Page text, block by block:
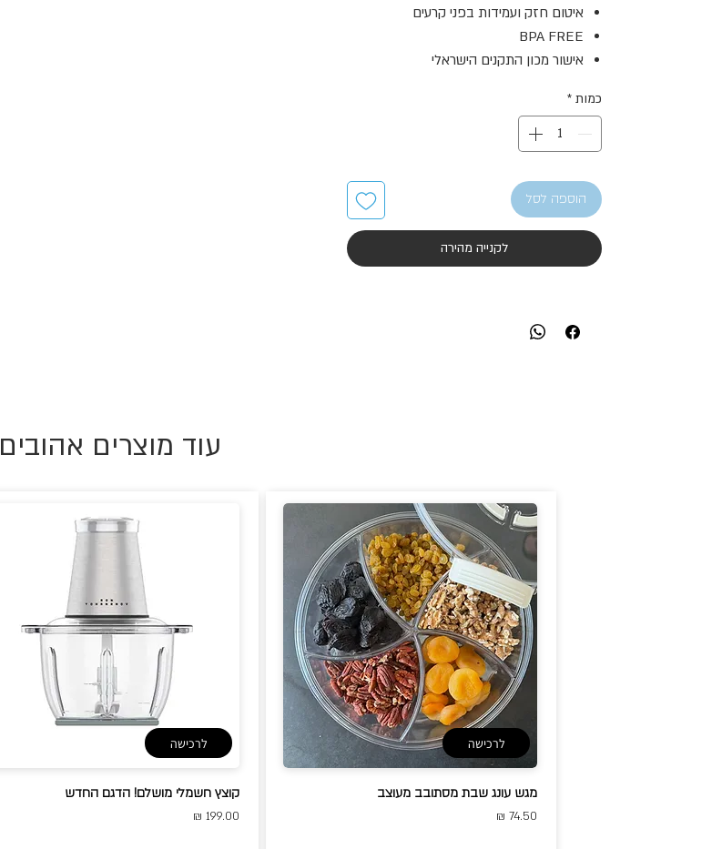
איטום חזק ועמידות בפני קרעים
BPA FREE
אישור מכון התקנים הישראלי
כמות *
הוספה לסל
לקנייה מהירה
עוד מוצרים אהובים
לרכישה
מגש עונג שבת מסתובב מעוצב
74.50 ₪
לרכישה
קוצץ חשמלי מושלם! הדגם החדש
199.00 ₪